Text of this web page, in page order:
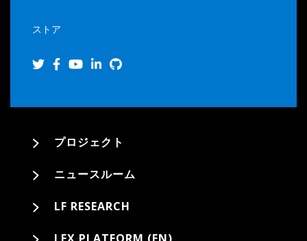
ストア
プロジェクト
ニュースルーム
LF RESEARCH